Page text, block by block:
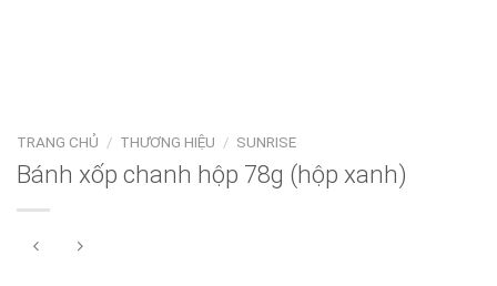
TRANG CHỦ / THƯƠNG HIỆU / SUNRISE
Bánh xốp chanh hộp 78g (hộp xanh)